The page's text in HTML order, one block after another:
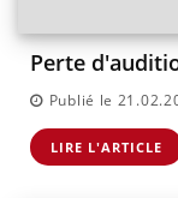
Perte
Publié le
LIRE L'ARTICLE